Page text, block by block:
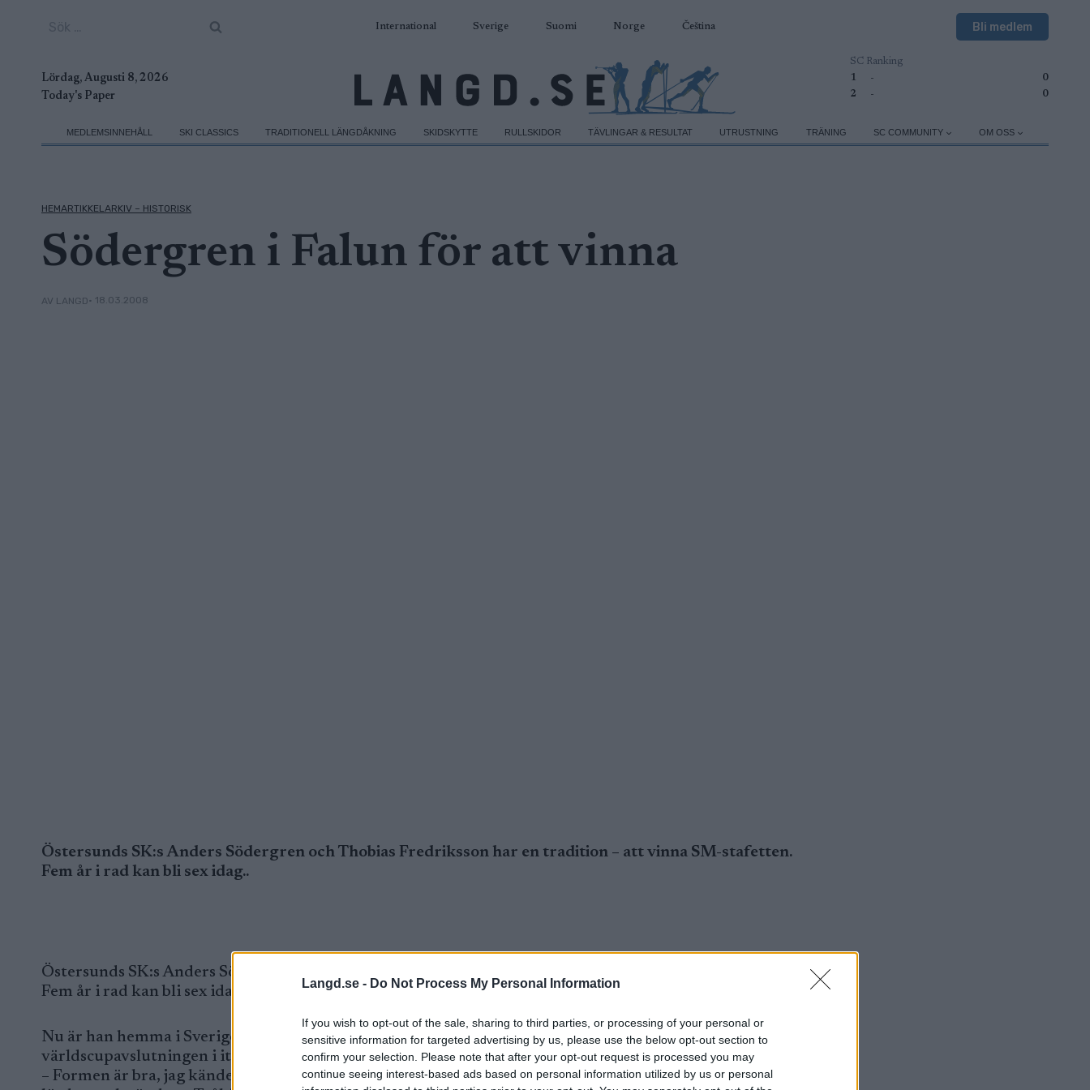
Langd.se - Do Not Process My Personal Information
If you wish to opt-out of the sale, sharing to third parties, or processing of your personal or
sensitive information for targeted advertising by us, please use the below opt-out section to
confirm your selection. Please note that after your opt-out request is processed you may
continue seeing interest-based ads based on personal information utilized by us or personal
International Sverige Suomi Norge Čeština Bli medlem
Lördag, Augusti 8, 2026
Today's Paper
SC Ranking
1
-
0
2
- 0
MEDLEMSINNEHÅLL SKI CLASSICS TRADITIONELL LÄNGDÅKNING SKIDSKYTTE RULLSKIDOR TÄVLINGAR & RESULTAT UTRUSTNING TRÄNING SC COMMUNITY OM OSS
HEMARTIKKELARKIV – HISTORISK
Södergren i Falun för att vinna
AV LANGD• 18.03.2008
Östersunds SK:s Anders Södergren och Thobias Fredriksson har en tradition – att vinna SM-stafetten.
Fem år i rad kan bli sex idag..
Östersunds SK:s Anders Södergren och Thobias Fredriksson har en tradition – att vinna SM-stafetten.
Fem år i rad kan bli sex idag..
Nu är han hemma i Sverige – igen! Holmenkollenkungen Anders Södergren lämnade
världscupavslutningen i italienska Bormio tidigt på måndagsmorgonen.
– Formen är bra, jag kände mig stark i Bormio. Men tyvärr missade vi totalt med skidorna både i